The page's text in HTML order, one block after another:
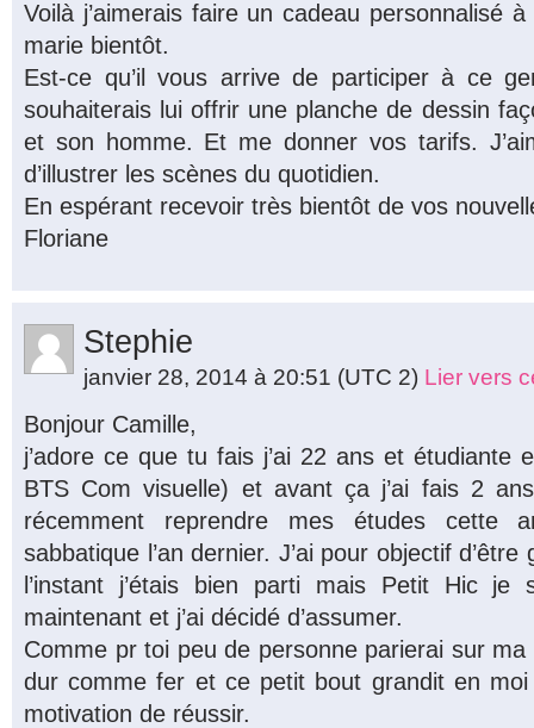
Voilà j’aimerais faire un cadeau personnalisé
marie bientôt.
Est-ce qu’il vous arrive de participer à ce
souhaiterais lui offrir une planche de dessin
et son homme. Et me donner vos tarifs.
d’illustrer les scènes du quotidien.
En espérant recevoir très bientôt de vos
Floriane
Stephie
janvier 28, 2014 à 20:51 (UTC 2) Lier vers
Bonjour Camille,
j’adore ce que tu fais j’ai 22 ans et étudiante
BTS Com visuelle) et avant ça j’ai fais 2
récemment reprendre mes études cette
sabbatique l’an dernier. J’ai pour objectif
l’instant j’étais bien parti mais Petit Hic
maintenant et j’ai décidé d’assumer.
Comme pr toi peu de personne parierai sur ma
dur comme fer et ce petit bout grandit en
motivation de réussir.